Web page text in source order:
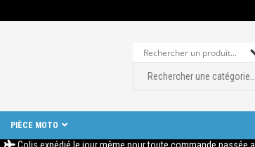
PIÈCE MOTO